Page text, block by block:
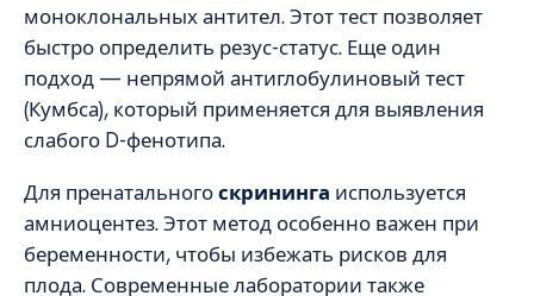
моноклональных антител. Этот тест позволяет
быстро определить резус-статус. Еще один
подход — непрямой антиглобулиновый тест
(Кумбса), который применяется для выявления
слабого D-фенотипа.
Для пренатальногоскрининга используется
амниоцентез. Этот метод особенно важен при
беременности, чтобы избежать рисков для
плода. Современные лаборатории также